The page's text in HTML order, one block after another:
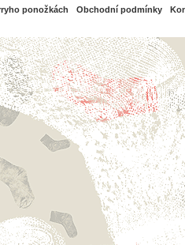
ponožkách Obchodní podmínky
PayPal